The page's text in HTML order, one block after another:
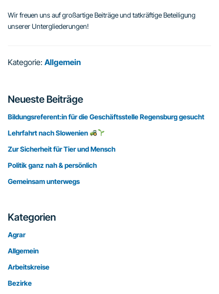
Wir freuen uns auf großartige Beiträge und tatkräftige Beteiligung
unserer Untergliederungen!
Kategorie: Allgemein
Seitenspalte
Neueste Beiträge
Bildungsreferent:in für die Geschäftsstelle Regensburg gesucht
Lehrfahrt nach Slowenien
Zur Sicherheit für Tier und Mensch
Politik ganz nah & persönlich
Gemeinsam unterwegs
Kategorien
Agrar
Allgemein
Arbeitskreise
Bezirke